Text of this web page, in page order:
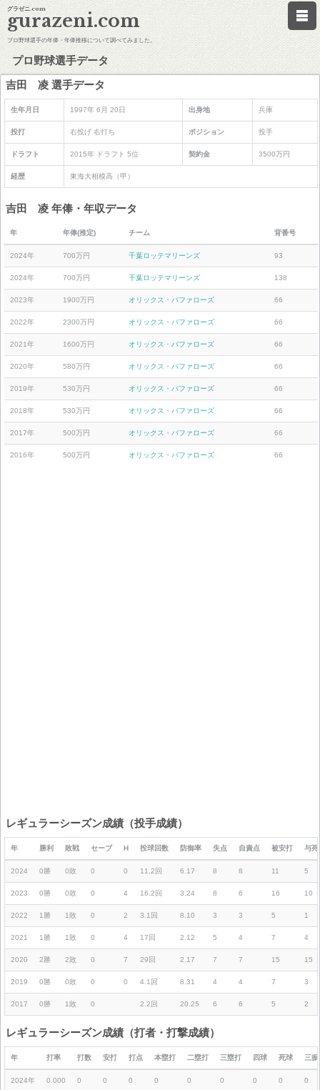
グラゼニ.com
gurazeni.com
プロ野球選手の年俸・年俸推移について調べてみました。
プロ野球選手データ
吉田 凌 選手データ
生年月日 1997年 6月 20日 出身地 兵庫
投打 右投げ 右打ち ポジション 投手
ドラフト 2015年 ドラフト 5位 契約金 3500万円
経歴 東海大相模高（甲）
吉田 凌 年俸・年収データ
年 年俸(推定) チーム 背番号
2024年 700万円 千葉ロッテマリーンズ 93
2024年 700万円 千葉ロッテマリーンズ 138
2023年 1900万円 オリックス・バファローズ 66
2022年 2300万円 オリックス・バファローズ 66
2021年 1600万円 オリックス・バファローズ 66
2020年 580万円 オリックス・バファローズ 66
2019年 530万円 オリックス・バファローズ 66
2018年 530万円 オリックス・バファローズ 66
2017年 500万円 オリックス・バファローズ 66
2016年 500万円 オリックス・バファローズ 66
レギュラーシーズン成績（投手成績）
年 勝利 敗戦 セーブ H 投球回数 防御率 失点 自責点 被安打 与死
2024 0勝 0敗 0 0 11.2回 6.17 8 8 11 5
2023 0勝 0敗 0 4 16.2回 3.24 8 6 16 10
2022 1勝 1敗 0 2 3.1回 8.10 3 3 5 1
2021 1勝 1敗 0 4 17回 2.12 5 4 7 4
2020 2勝 2敗 0 7 29回 2.17 7 7 15 15
2019 0勝 0敗 0 0 4.1回 8.31 4 4 7 3
2017 0勝 1敗 0 2.2回 20.25 6 6 5 2
レギュラーシーズン成績（打者・打撃成績）
年 打率 打数 安打 打点 本塁打 二塁打 三塁打 四球 死球 三振
2024年 0.000 0 0 0 0 0 0 0 0 0